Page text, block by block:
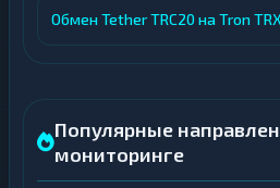
Обмен Tether TRC20 на Tron TRX
Популярные
мониторинге